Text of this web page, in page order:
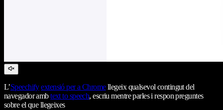
L’Speechify extensió per a Chromellegeix qualsevol contingut del
navegador ambtext to speech, escriu mentre parles i respon preguntes
sobre el que llegeixes